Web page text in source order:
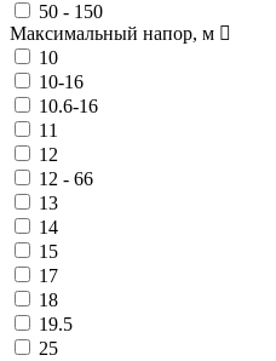
50 - 150
Максимальный напор, м
10
10-16
10.6-16
11
12
12 - 66
13
14
15
17
18
19.5
25